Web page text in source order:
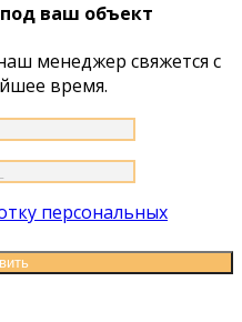
ваш объект
менеджер свяжется с
время.
персональных